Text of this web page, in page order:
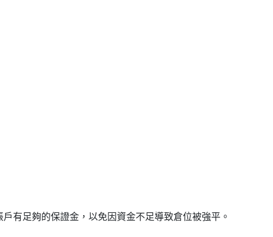
有足夠的保證金，以免因資金不足導致倉位被強平。